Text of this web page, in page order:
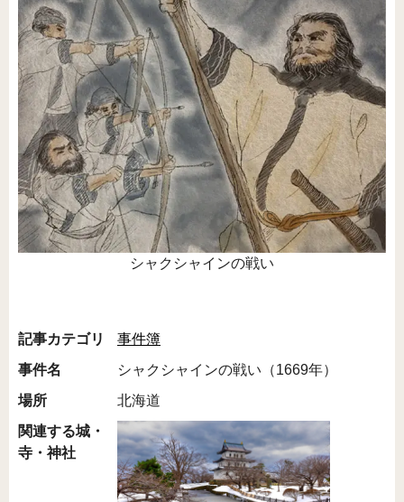
シャクシャインの戦い
記事カテゴリ
事件簿
事件名
シャクシャインの戦い（1669年）
場所
北海道
関連する城・
寺・神社